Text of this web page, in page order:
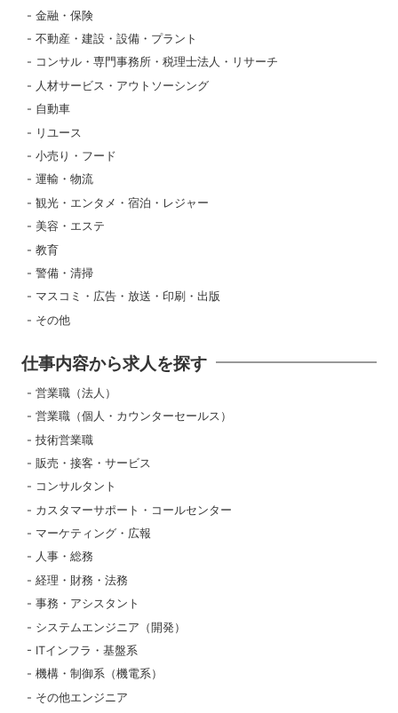
金融・保険
不動産・建設・設備・プラント
コンサル・専門事務所・税理士法人・リサーチ
人材サービス・アウトソーシング
自動車
リユース
小売り・フード
運輸・物流
観光・エンタメ・宿泊・レジャー
美容・エステ
教育
警備・清掃
マスコミ・広告・放送・印刷・出版
その他
仕事内容から求人を探す
営業職（法人）
営業職（個人・カウンターセールス）
技術営業職
販売・接客・サービス
コンサルタント
カスタマーサポート・コールセンター
マーケティング・広報
人事・総務
経理・財務・法務
事務・アシスタント
システムエンジニア（開発）
ITインフラ・基盤系
機構・制御系（機電系）
その他エンジニア